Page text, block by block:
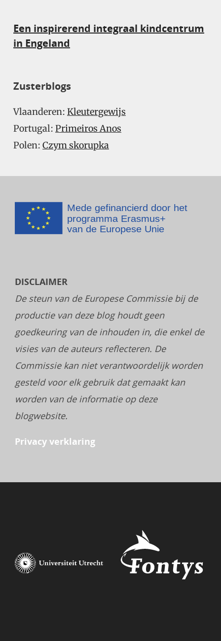
Een inspirerend integraal kindcentrum
in Engeland
Zusterblogs
Vlaanderen: Kleutergewijs
Portugal: Primeiros Anos
Polen: Czym skorupka
DISCLAIMER
De steun van de Europese Commissie bij de
productie van deze blog houdt geen
goedkeuring van de inhouden in, die enkel de
visies van de auteurs reflecteren. De
Commissie kan niet verantwoordelijk worden
gesteld voor elk gebruik dat gemaakt kan
worden van de informatie op deze
blogwebsite.
Privacy verklaring